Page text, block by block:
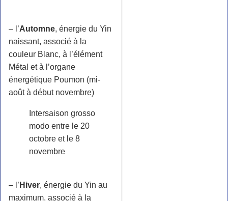
– l’Automne, énergie du Yin
naissant, associé à la
couleur Blanc, à l’élément
Métal et à l’organe
énergétique Poumon (mi-
août à début novembre)
Intersaison grosso
modo entre le 20
octobre et le 8
novembre
– l’ Hiver, énergie du Yin au
maximum, associé à la